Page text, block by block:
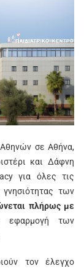
Αθηνών σε Αθήνα,
και Δάφνη
για όλες τις
των
πλήρως με
εφαρμογή των
τον έλεγχο